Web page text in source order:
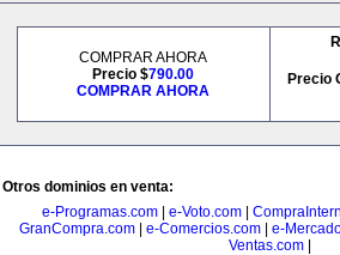
COMPRAR AHORA
Precio $790.00
COMPRAR AHORA
Precio
Otros dominios en venta:
e-Programas.com
e-Voto.com
GranCompra.com
e-Comercios.com
e-
Ventas.com|